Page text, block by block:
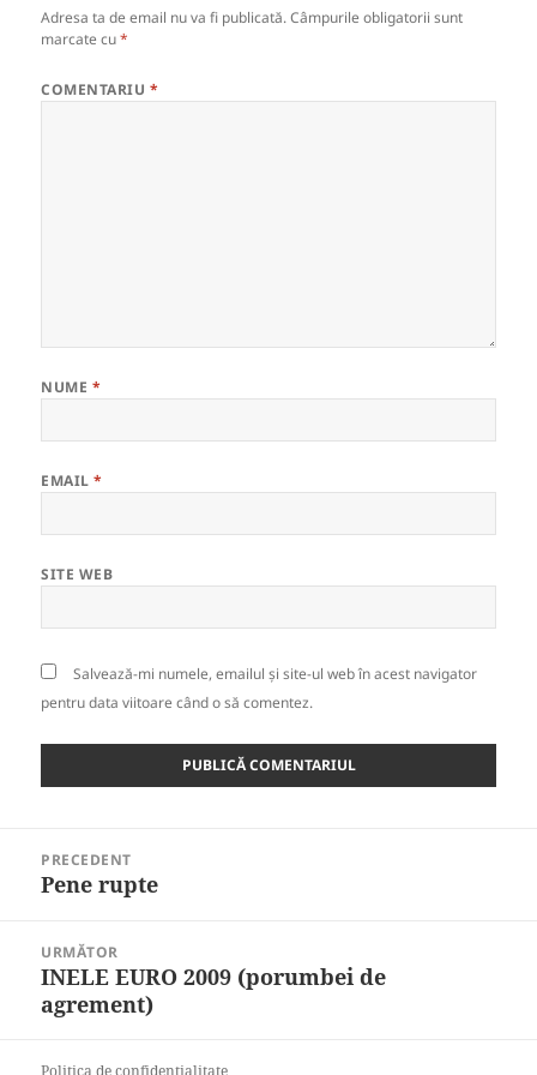
Adresa ta de email nu va fi publicată. Câmpurile obligatorii sunt
marcate cu*
COMENTARIU *
NUME *
EMAIL*
SITE WEB
Salvează-mi numele, emailul și site-ul web în acest navigator
pentru data viitoare când o să comentez.
articole
PRECEDENT
Articolul
Pene rupte
URMĂTOR
Articolul
următor:
INELE EURO 2009 (porumbei de
agrement)